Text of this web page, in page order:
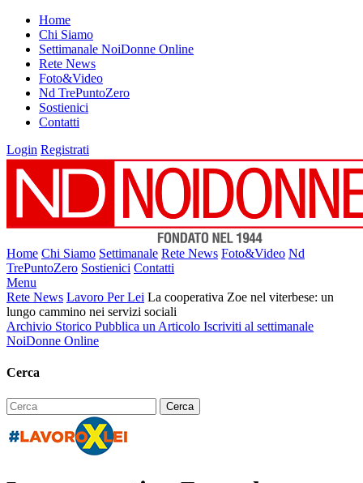
Home
Chi Siamo
Settimanale NoiDonne Online
Rete News
Foto&Video
Nd TrePuntoZero
Sostienici
Contatti
Login Registrati
Home Chi Siamo Settimanale Rete News Foto&Video Nd
TrePuntoZero Sostienici Contatti
Menu
Rete News Lavoro Per Lei La cooperativa Zoe nel viterbese: un
lungo cammino nei servizi sociali
Archivio Storico Pubblica un Articolo Iscriviti al settimanale
NoiDonne Online
Cerca